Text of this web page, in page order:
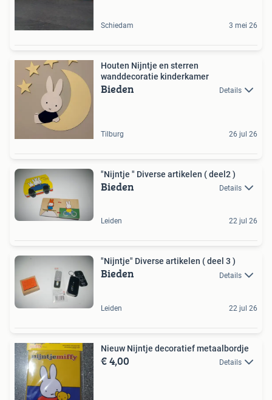
Schiedam 3 mei 26
Houten Nijntje en sterren
wanddecoratie kinderkamer
Bieden Details
Tilburg 26 jul 26
"Nijntje " Diverse artikelen ( deel2 )
Bieden Details
Leiden 22 jul 26
"Nijntje" Diverse artikelen ( deel 3 )
Bieden Details
Leiden 22 jul 26
Nieuw Nijntje decoratief metaalbordje
€ 4,00 Details